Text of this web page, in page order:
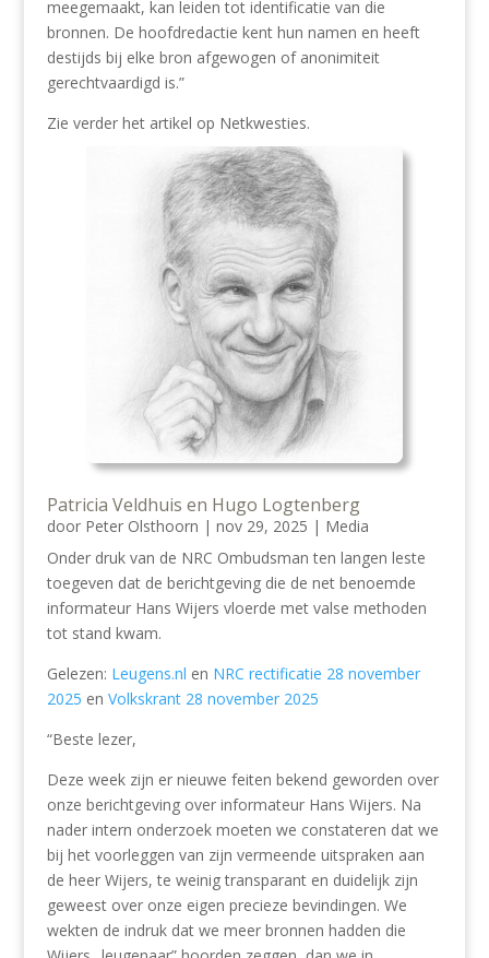
meegemaakt, kan leiden tot identificatie van die
bronnen. De hoofdredactie kent hun namen en heeft
destijds bij elke bron afgewogen of anonimiteit
gerechtvaardigd is.”
Zie verder het artikel op Netkwesties.
Patricia Veldhuis en Hugo Logtenberg
door Peter Olsthoorn | nov 29, 2025 | Media
Onder druk van de NRC Ombudsman ten langen leste
toegeven dat de berichtgeving die de net benoemde
informateur Hans Wijers vloerde met valse methoden
tot stand kwam.
Gelezen: Leugens.nl en NRC rectificatie 28 november
2025 en Volkskrant 28 november 2025
“Beste lezer,
Deze week zijn er nieuwe feiten bekend geworden over
onze berichtgeving over informateur Hans Wijers. Na
nader intern onderzoek moeten we constateren dat we
bij het voorleggen van zijn vermeende uitspraken aan
de heer Wijers, te weinig transparant en duidelijk zijn
geweest over onze eigen precieze bevindingen. We
wekten de indruk dat we meer bronnen hadden die